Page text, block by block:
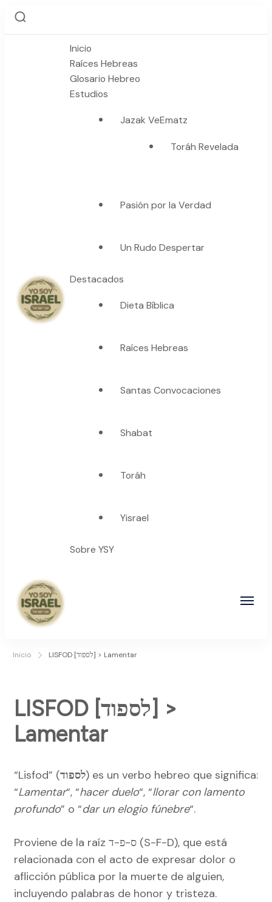
"La suma de tu palabra, es verdad"
Inicio
Raíces Hebreas
Glosario Hebreo
Estudios
Jazak VeEmatz
Toráh Revelada
Pasión por la Verdad
Un Rudo Despertar
Destacados
Dieta Bíblica
Raíces Hebreas
Santas Convocaciones
Shabat
Toráh
Yisrael
Sobre YSY
"La suma de tu palabra, es verdad"
Inicio LISFOD [לספוד] > Lamentar
LISFOD [לספוד] >
Lamentar
“Lisfod” (לספוד) es un verbo hebreo que significa:
“Lamentar“, “hacer duelo“, “llorar con lamento
profundo” o “dar un elogio fúnebre“.
Proviene de la raíz ס-פ-ד (S-F-D), que está
relacionada con el acto de expresar dolor o
aflicción pública por la muerte de alguien,
incluyendo palabras de honor y tristeza.